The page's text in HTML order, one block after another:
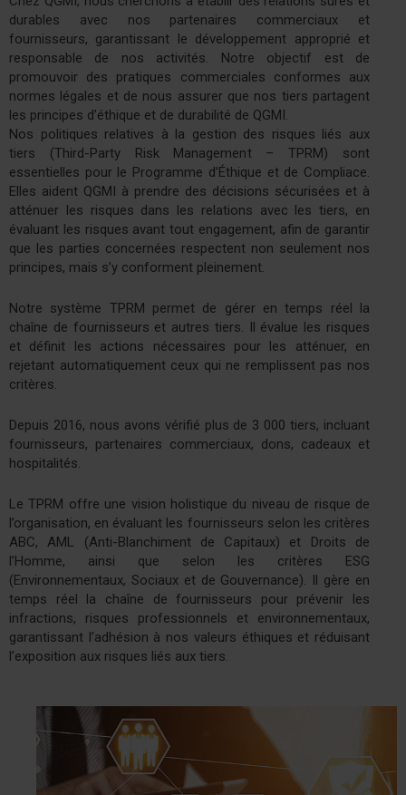
durables avec nos partenaires commerciaux et
fournisseurs, garantissant le développement approprié et
responsable de nos activités. Notre objectif est de
promouvoir des pratiques commerciales conformes aux
normes légales et de nous assurer que nos tiers partagent
les principes d’éthique et de durabilité de QGMI.
Nos politiques relatives à la gestion des risques liés aux
tiers (Third-Party Risk Management – TPRM) sont
essentielles pour le Programme d’Éthique et de Compliace.
Elles aident QGMI à prendre des décisions sécurisées et à
atténuer les risques dans les relations avec les tiers, en
évaluant les risques avant tout engagement, afin de garantir
que les parties concernées respectent non seulement nos
principes, mais s’y conforment pleinement.
Notre système TPRM permet de gérer en temps réel la
chaîne de fournisseurs et autres tiers. Il évalue les risques
et définit les actions nécessaires pour les atténuer, en
rejetant automatiquement ceux qui ne remplissent pas nos
critères.
Depuis 2016, nous avons vérifié plus de 3 000 tiers, incluant
fournisseurs, partenaires commerciaux, dons, cadeaux et
hospitalités.
Le TPRM offre une vision holistique du niveau de risque de
l’organisation, en évaluant les fournisseurs selon les critères
ABC, AML (Anti-Blanchiment de Capitaux) et Droits de
l’Homme, ainsi que selon les critères ESG
(Environnementaux, Sociaux et de Gouvernance). Il gère en
temps réel la chaîne de fournisseurs pour prévenir les
infractions, risques professionnels et environnementaux,
garantissant l’adhésion à nos valeurs éthiques et réduisant
l’exposition aux risques liés aux tiers.